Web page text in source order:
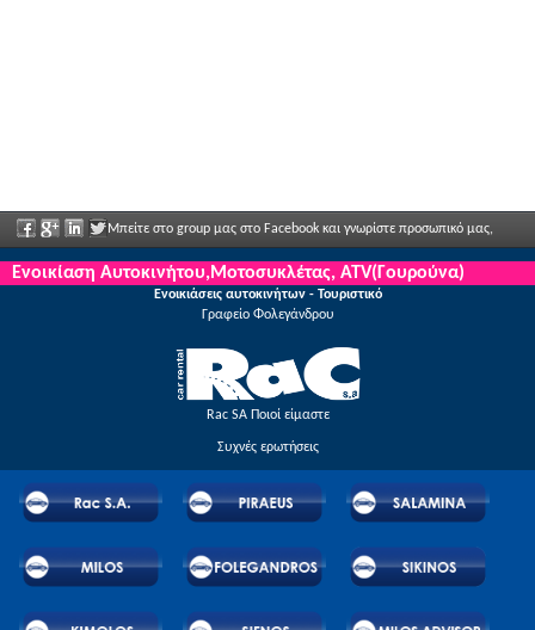
Μπείτε στο group μας στο Facebook και γνωρίστε προσωπικό μας,
πείτα μας τις απόψεις σας και απολαύστε μεγάλες εκπτώσεις και προσφορές που
Ενοικίαση Αυτοκινήτου,Μοτοσυκλέτας, ATV(Γουρούνα)
Ενοικιάσεις αυτοκινήτων - Τουριστικό
Γραφείο Φολεγάνδρου
Rac SA Ποιοί είμαστε
Συχνές ερωτήσεις